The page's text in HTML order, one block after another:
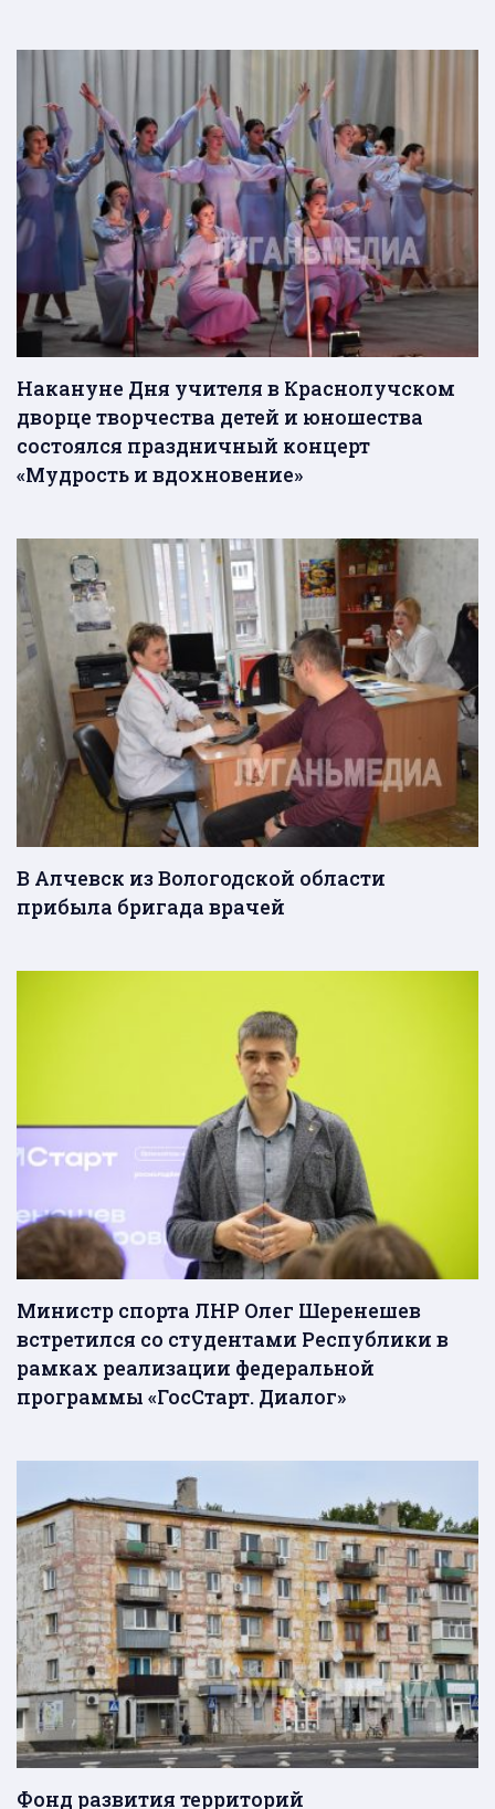
Накануне Дня учителя в Краснолучском
дворце творчества детей и юношества
состоялся праздничный концерт
«Мудрость и вдохновение»
В Алчевск из Вологодской области
прибыла бригада врачей
Министр спорта ЛНР Олег Шеренешев
встретился со студентами Республики в
рамках реализации федеральной
программы «ГосСтарт. Диалог»
Фонд развития территорий